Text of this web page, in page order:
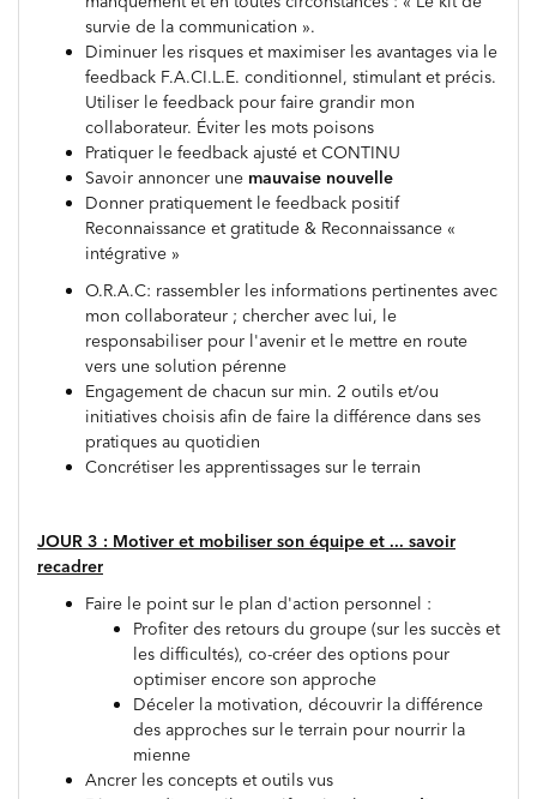
survie de la communication ».
Diminuer les risques et maximiser les avantages via le
feedback F.A.CI.L.E. conditionnel, stimulant et précis.
Utiliser le feedback pour faire grandir mon
collaborateur. Éviter les mots poisons
Pratiquer le feedback ajusté et CONTINU
Savoir annoncer une mauvaise nouvelle
Donner pratiquement le feedback positif
Reconnaissance et gratitude & Reconnaissance «
intégrative »
O.R.A.C: rassembler les informations pertinentes avec
mon collaborateur ; chercher avec lui, le
responsabiliser pour l'avenir et le mettre en route
vers une solution pérenne
Engagement de chacun sur min. 2 outils et/ou
initiatives choisis afin de faire la différence dans ses
pratiques au quotidien
Concrétiser les apprentissages sur le terrain
JOUR 3 : Motiver et mobiliser son équipe et ... savoir
recadrer
Faire le point sur le plan d'action personnel :
Profiter des retours du groupe (sur les succès et
les difficultés), co-créer des options pour
optimiser encore son approche
Déceler la motivation, découvrir la différence
des approches sur le terrain pour nourrir la
mienne
Ancrer les concepts et outils vus